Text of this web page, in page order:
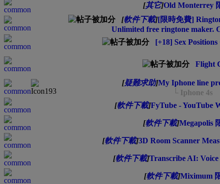
[其它]Old Monterrey
[軟件下載][限時免費]
Unlimited free ringtone maker.
[+18] Sex
Flight
[疑難求助]My Iphone line
└ Iphone 4s
[軟件下載]FyTube - YouTube
[軟件下載]Megapolis
[軟件下載]3D Room Scanner
[軟件下載]Transcribe AI:
[軟件下載]Miximum